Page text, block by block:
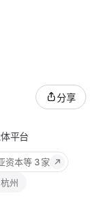
平台
分享
资本等 3 家
州